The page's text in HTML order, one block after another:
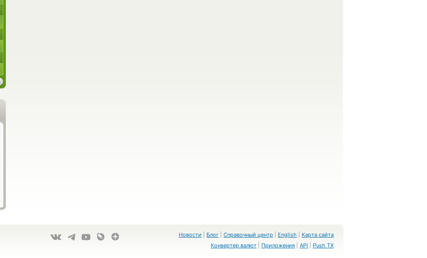
Новости Блог Справочный центр English
Карта сайта
Конвертер валют
Приложения API Push TX